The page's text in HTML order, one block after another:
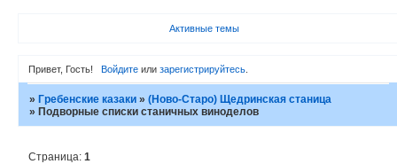
Активные темы
Привет, Гость! Войдитеили зарегистрируйтесь.
»Гребенские казаки »(Ново-Старо) Щедринская станица
»Подворные списки станичных виноделов
Страница:1